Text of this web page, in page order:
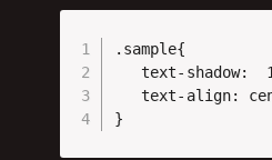
.sample{
text-shadow:
text-align:
}